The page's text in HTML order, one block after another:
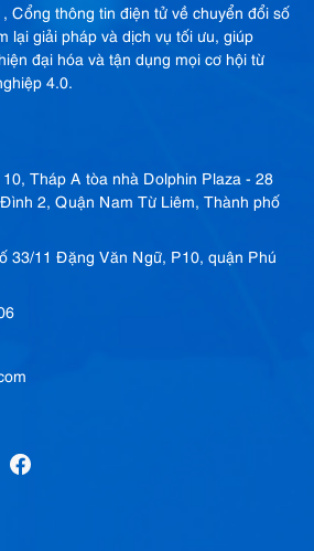
Cổng thông tin điện tử về chuyển đổi số
lại giải pháp và dịch vụ tối ưu, giúp
đại hóa và tận dụng mọi cơ hội từ
4.0.
Tháp A tòa nhà Dolphin Plaza - 28
2, Quận Nam Từ Liêm, Thành phố
33/11 Đặng Văn Ngữ, P10, quận Phú